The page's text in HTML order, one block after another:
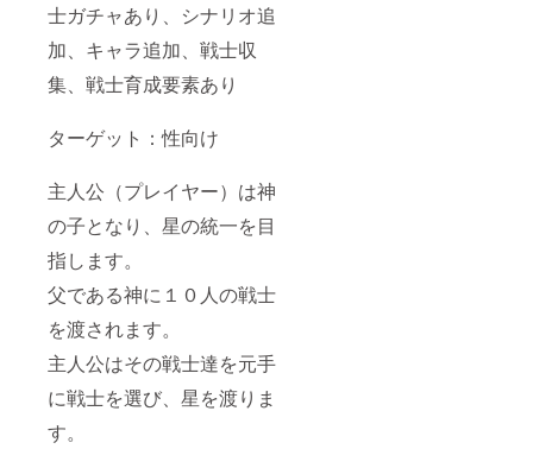
士ガチャあり、シナリオ追
加、キャラ追加、戦士収
集、戦士育成要素あり
ターゲット：性向け
主人公（プレイヤー）は神
の子となり、星の統一を目
指します。
父である神に１０人の戦士
を渡されます。
主人公はその戦士達を元手
に戦士を選び、星を渡りま
す。